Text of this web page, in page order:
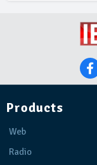
Products
Web
Radio